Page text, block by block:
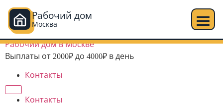
Рабочий дом
Москва
Перейти
Рабочий дом в Москве
Выплаты от 2000₽ до 4000₽ в день
Контакты
Контакты